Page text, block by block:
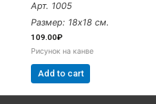
Арт. 1005
Размер: 18х18 см.
109.00₽
Рисунок на канве
Add to cart